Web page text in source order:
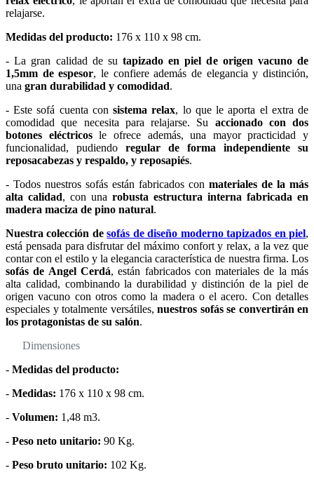
relajarse.
Medidas del producto: 176 x 110 x 98 cm.
- La gran calidad de su tapizado en piel de origen vacuno de
1,5mm de espesor, le confiere además de elegancia y distinción,
una gran durabilidad y comodidad.
- Este sofá cuenta consistema relax, lo que le aporta el extra de
comodidad que necesita para relajarse. Su accionado con dos
botones eléctricosle ofrece además, una mayor practicidad y
funcionalidad, pudiendo regular de forma independiente su
reposacabezas y respaldo, y reposapiés.
- Todos nuestros sofás están fabricados con materiales de la más
alta calidad, con una robusta estructura interna fabricada en
madera maciza de pino natural.
Nuestra colección desofás de diseño moderno tapizados en piel,
está pensada para disfrutar del máximo confort y relax, a la vez que
contar con el estilo y la elegancia característica de nuestra firma. Los
sofás de Angel Cerdá, están fabricados con materiales de la más
alta calidad, combinando la durabilidad y distinción de la piel de
origen vacuno con otros como la madera o el acero. Con detalles
especiales y totalmente versátiles, nuestros sofás se convertirán en
los protagonistas de su salón.
Dimensiones
- Medidas del producto:
- Medidas: 176 x 110 x 98 cm.
- Volumen: 1,48 m3.
- Peso neto unitario: 90 Kg.
- Peso bruto unitario: 102 Kg.